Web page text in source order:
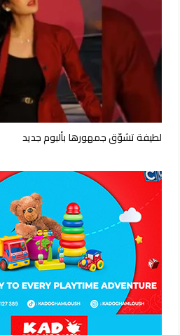
لطيفة تشوّق جمهورها بألبوم جديد